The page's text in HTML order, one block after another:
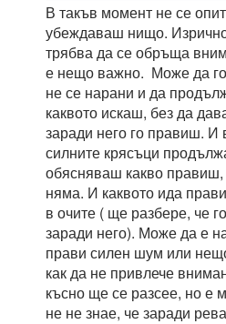
В такъв момент не се
убеждаваш нищо.
трябва да се обръща
е нещо важно. Може да
не се нарани и да
каквото искаш, без да
заради него го правиш. И
силните крясъци
обясняваш какво
няма. И каквото ида
в очите ( ще разбере, че
заради него). Може да е
прави силен шум или
как да не привлече
късно ще се разсее, но е
не не знае, че заради